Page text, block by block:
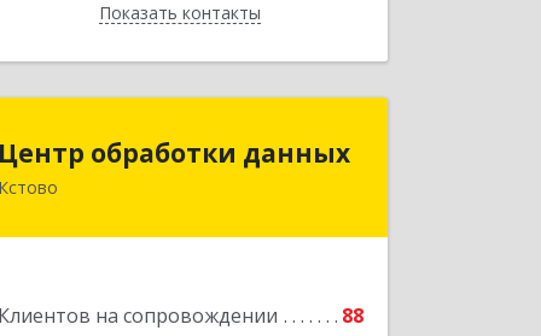
Показать контакты
Назад
Центр обработки данных
Кстово
Клиентов на сопровождении
88
Центр обработки данных
607650, Нижегородская обл, Кстово г,